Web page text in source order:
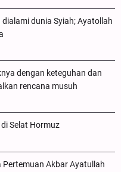
dunia Syiah; Ayatollah
dengan keteguhan dan
rencana musuh
Selat Hormuz
Pertemuan Akbar Ayatullah